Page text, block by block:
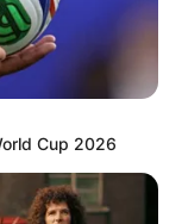
do Curso de
Cup 2026